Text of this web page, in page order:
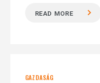
READ MORE
GAZDASÁG